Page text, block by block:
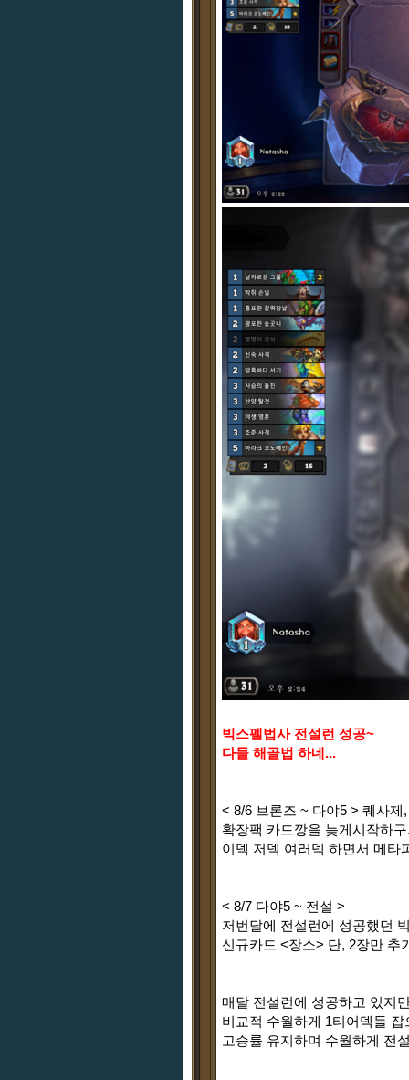
빅스펠법사 전설런 성공~
다들 해골법 하네...
< 8/6 브론즈 ~ 다야5 > 퀘사
확장팩 카드깡을 늦게시작하
이덱 저덱 여러덱 하면서 메타
< 8/7 다야5 ~ 전설 >
저번달에 전설런에 성공했던
신규카드 <장소> 단, 2장만 추
매달 전설런에 성공하고 있지
비교적 수월하게 1티어덱들 잡
고승률 유지하며 수월하게 전